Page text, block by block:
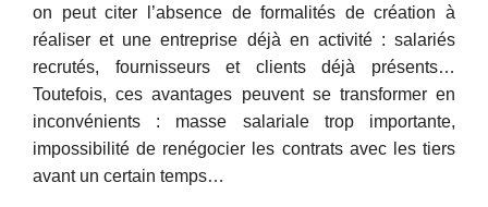
on peut citer l’absence de formalités de création à
réaliser et une entreprise déjà en activité : salariés
recrutés, fournisseurs et clients déjà présents…
Toutefois, ces avantages peuvent se transformer en
inconvénients : masse salariale trop importante,
impossibilité de renégocier les contrats avec les tiers
avant un certain temps…